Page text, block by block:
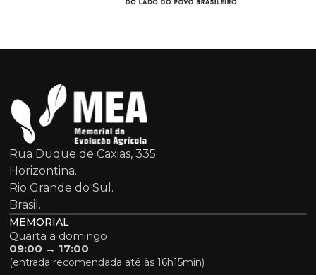
Rua Duque de Caxias, 335.
Horizontina.
Rio Grande do Sul.
Brasil.
MEMORIAL
Quarta a domingo
09:00 → 17:00
(entrada recomendada até às 16h15min)